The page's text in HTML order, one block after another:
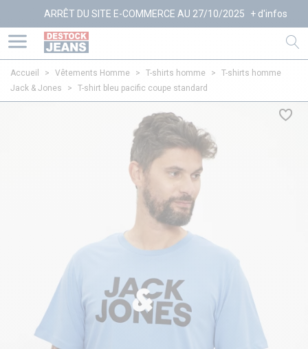
ARRÊT DU SITE E-COMMERCE AU 27/10/2025 + d'infos
Accueil > Vêtements Homme > T-shirts homme >
T-shirts homme
Jack & Jones
> T-shirt bleu pacific coupe standard